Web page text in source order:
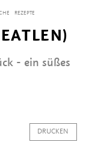
REZEPTE
- ein süßes
DRUCKEN